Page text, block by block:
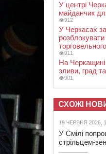
У центрі
майданчик
912
У Черкасах
911
На Черкащині
зливи, град
901
СХОЖІ
19 ЧЕРВНЯ 2026,
У Смілі
стрільцем-